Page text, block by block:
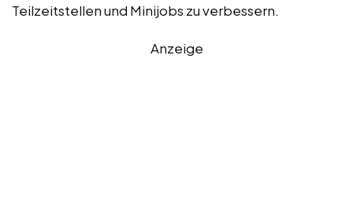
Teilzeitstellen und Minijobs zu verbessern.
Anzeige